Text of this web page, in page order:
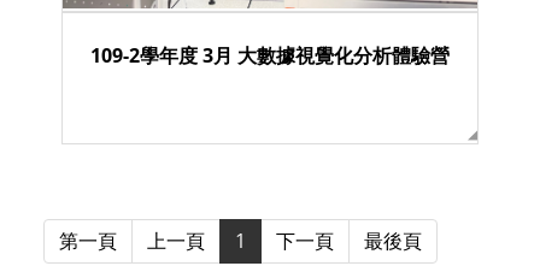
109-2學年度 3月 大數據視覺化分析體驗營
第一頁 上一頁 1 下一頁 最後頁